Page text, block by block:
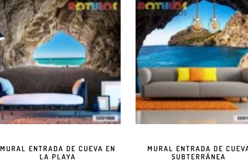
MURAL ENTRADA DE CUEVA EN
LA PLAYA
MURAL ENTRADA DE
SUBTERRÁNEA